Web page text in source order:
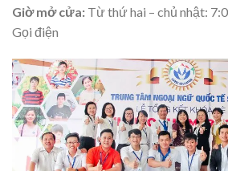
Giờ mở cửa: Từ thứ hai – chủ nhật:
Gọi điện